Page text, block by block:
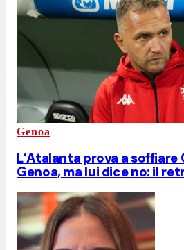
Genoa
L’Atalanta prova a soffiare
Genoa, ma lui dice no: il